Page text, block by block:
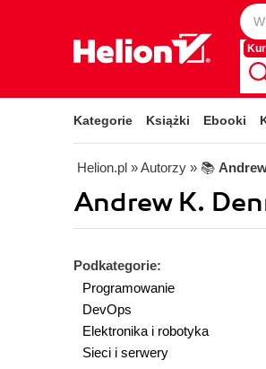
Kategorie Książki Ebooki
Helion.pl » Autorzy » 📚
Andrew K.
Podkategorie:
Programowanie
DevOps
Elektronika i robotyka
Sieci i serwery